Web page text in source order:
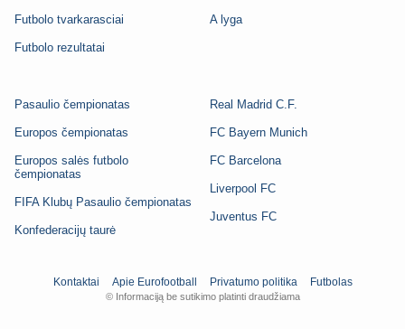
Futbolo tvarkarasciai
Futbolo rezultatai
A lyga
Pasaulio čempionatas
Europos čempionatas
Europos salės futbolo
čempionatas
FIFA Klubų Pasaulio čempionatas
Konfederacijų taurė
Real Madrid C.F.
FC Bayern Munich
FC Barcelona
Liverpool FC
Juventus FC
Kontaktai Apie Eurofootball Privatumo politika Futbolas
© Informaciją be sutikimo platinti draudžiama